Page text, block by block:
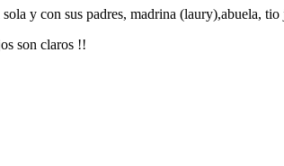
y con sus padres, madrina (laury),abuela,
son claros !!